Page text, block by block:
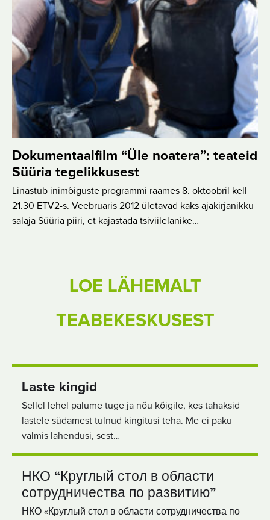
Dokumentaalfilm “Üle noatera”: teateid
Süüria tegelikkusest
Linastub inimõiguste programmi raames 8. oktoobril kell
21.30 ETV2-s. Veebruaris 2012 ületavad kaks ajakirjanikku
salaja Süüria piiri, et kajastada tsiviilelanike…
LOE LÄHEMALT
TEABEKESKUSEST
Laste kingid
Sellel lehel palume tuge ja nõu kõigile, kes tahaksid
lastele südamest tulnud kingitusi teha. Me ei paku
valmis lahendusi, sest…
НКО “Круглый стол в области
сотрудничества по развитию”
НКО «Круглый стол в области сотрудничества по